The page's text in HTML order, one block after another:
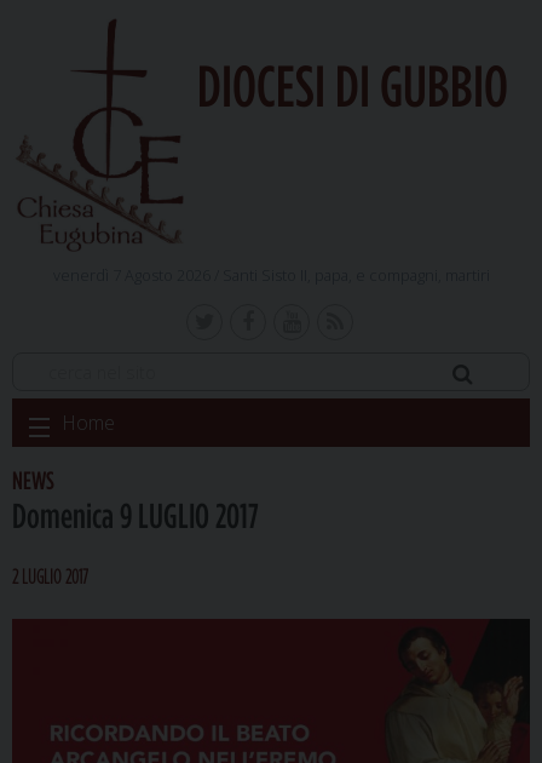
DIOCESI DI GUBBIO
Skip
to
content
Home
NEWS
Domenica 9 LUGLIO 2017
2 LUGLIO 2017